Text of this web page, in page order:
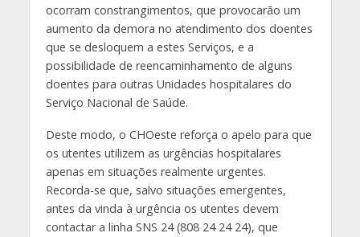
ocorram constrangimentos, que provocarão um
aumento da demora no atendimento dos doentes
que se desloquem a estes Serviços, e a
possibilidade de reencaminhamento de alguns
doentes para outras Unidades hospitalares do
Serviço Nacional de Saúde.
Deste modo, o CHOeste reforça o apelo para que
os utentes utilizem as urgências hospitalares
apenas em situações realmente urgentes.
Recorda-se que, salvo situações emergentes,
antes da vinda à urgência os utentes devem
contactar a linha SNS 24 (808 24 24 24), que